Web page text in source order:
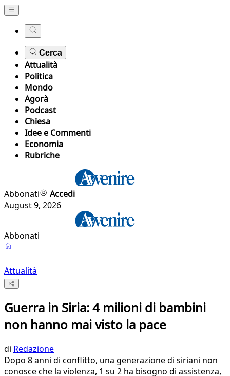
Cerca
Attualità
Politica
Mondo
Agorà
Podcast
Chiesa
Idee e Commenti
Economia
Rubriche
Abbonati
Accedi
August 9, 2026
Abbonati
Attualità
Guerra in Siria: 4 milioni di bambini
non hanno mai visto la pace
di Redazione
Dopo 8 anni di conflitto, una generazione di siriani non
conosce che la violenza, 1 su 2 ha bisogno di assistenza,